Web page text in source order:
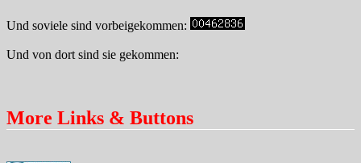
Und soviele sind vorbeigekommen:
Und von dort sind sie gekommen:
More Links & Buttons